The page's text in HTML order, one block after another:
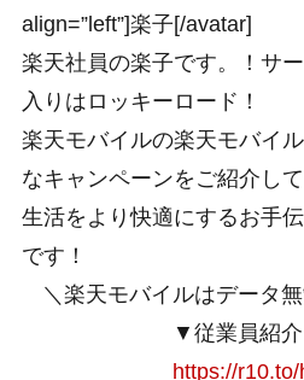
align=”left”]楽子[/avatar]
楽天社員の楽子です。！サ
入りはロッキーロード！
楽天モバイルの楽天モバイ
なキャンペーンをご紹介し
生活をより快適にするお手
です！
＼楽天モバイルはデータ
▼従業員紹介
https://